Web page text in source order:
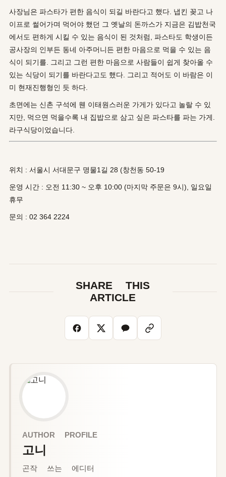
사장님은 파스타가 편한 음식이 되길 바란다고 했다. 냅킨 꽂고 나
이프로 썰어가며 먹어야 했던 그 옛날의 돈까스가 지금은 김밥천국
에서도 편하게 시킬 수 있는 음식이 된 것처럼, 파스타도 학생이든
공사장의 인부든 동네 아주머니든 편한 마음으로 먹을 수 있는 음
식이 되기를. 그리고 그런 편한 마음으로 사람들이 쉽게 찾아올 수
있는 식당이 되기를 바란다고도 했다. 그리고 적어도 이 바람은 이
미 현재진행형인 듯 하다.
초면에는 신촌 구석에 웬 이태원스러운 가게가 있다고 놀랄 수 있
지만, 먹으면 먹을수록 내 집밥으로 삼고 싶은 파스타를 파는 가게.
라구식당이었습니다.
위치 : 서울시 서대문구 명물1길 28 (창천동 50-19
운영 시간 : 오전 11:30 ~ 오후 10:00 (마지막 주문은 9시), 일요일
휴무
문의 : 02 364 2224
SHARE THIS
ARTICLE
AUTHOR PROFILE
고니
곤작 쓰는 에디터